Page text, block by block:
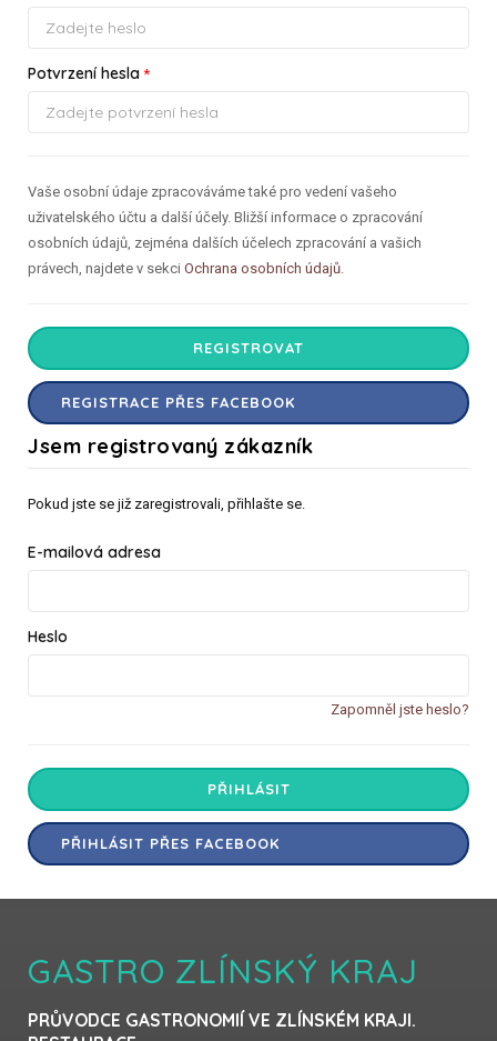
Potvrzení hesla *
Vaše osobní údaje zpracováváme také pro vedení vašeho
uživatelského účtu a další účely. Bližší informace o zpracování
osobních údajů, zejména dalších účelech zpracování a vašich
právech, najdete v sekci Ochrana osobních údajů.
REGISTROVAT
REGISTRACE PŘES FACEBOOK
Jsem registrovaný zákazník
Pokud jste se již zaregistrovali, přihlašte se.
E-mailová adresa
Heslo
Zapomněl jste heslo?
PŘIHLÁSIT
PŘIHLÁSIT PŘES FACEBOOK
GASTRO ZLÍNSKÝ KRAJ
PRŮVODCE GASTRONOMIÍ VE ZLÍNSKÉM KRAJI.